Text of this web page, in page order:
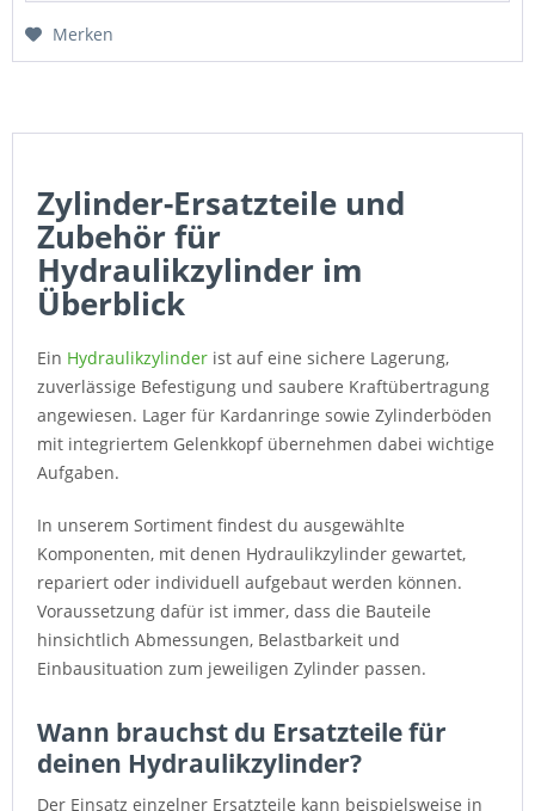
Merken
Zylinder-Ersatzteile und
Zubehör für
Hydraulikzylinder im
Überblick
Ein Hydraulikzylinder ist auf eine sichere Lagerung,
zuverlässige Befestigung und saubere Kraftübertragung
angewiesen. Lager für Kardanringe sowie Zylinderböden
mit integriertem Gelenkkopf übernehmen dabei wichtige
Aufgaben.
In unserem Sortiment findest du ausgewählte
Komponenten, mit denen Hydraulikzylinder gewartet,
repariert oder individuell aufgebaut werden können.
Voraussetzung dafür ist immer, dass die Bauteile
hinsichtlich Abmessungen, Belastbarkeit und
Einbausituation zum jeweiligen Zylinder passen.
Wann brauchst du Ersatzteile für
deinen Hydraulikzylinder?
Der Einsatz einzelner Ersatzteile kann beispielsweise in